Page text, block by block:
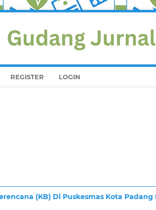
REGISTER LOGIN
(KB) Di Puskesmas Kota Padang